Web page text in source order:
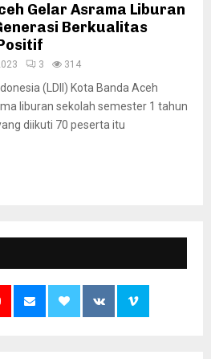
Gelar Asrama Liburan
Berkualitas
3 314
(LDII) Kota Banda Aceh
liburan sekolah semester 1 tahun
diikuti 70 peserta itu